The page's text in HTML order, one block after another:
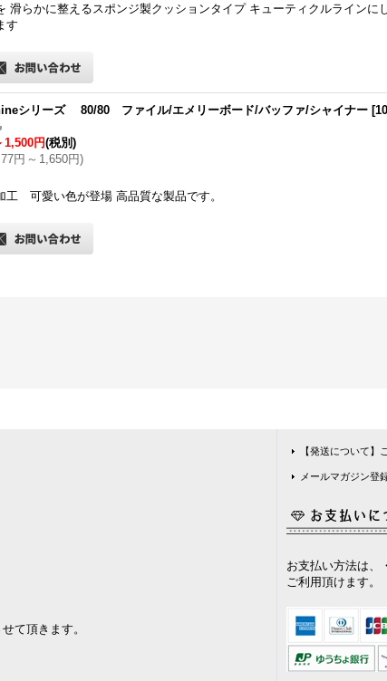
滑らかに整えるスポンジ製クッションタイプ キューティクルラインに
す
シリーズ 80/80 ファイル/エメリーボード/バッファ/シャイナー [
1,500円(税別)
77円 ～ 1,650円)
工 可愛い色が登場 高品質な製品です。
て頂きます。
【発送について
メールマガジン登
お支払い方法は、
ご利用頂けます。